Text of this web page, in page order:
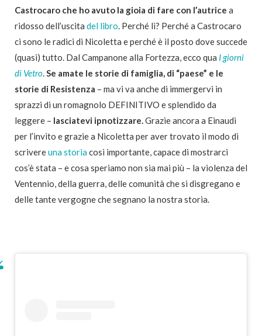
Castrocaro che ho avuto la gioia di fare con l’autrice a
ridosso dell’uscita del libro. Perché lì? Perché a Castrocaro
ci sono le radici di Nicoletta e perché è il posto dove succede
(quasi) tutto. Dal Campanone alla Fortezza, ecco qua I giorni
di Vetro.Se amate le storie di famiglia, di “paese” e le
storie di Resistenza – ma vi va anche di immergervi in
sprazzi di un romagnolo DEFINITIVO e splendido da
leggere – lasciatevi ipnotizzare.Grazie ancora a Einaudi
per l’invito e grazie a Nicoletta per aver trovato il modo di
scrivereuna storiacosì importante, capace di mostrarci
cos’è stata – e cosa speriamo non sia mai più – la violenza del
Ventennio, della guerra, delle comunità che si disgregano e
delle tante vergogne che segnano la nostra storia.